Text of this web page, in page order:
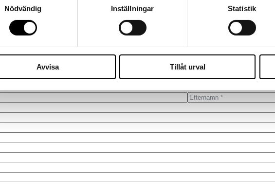
Nödvändig
Inställningar Statistik
Avvisa Tillåt urval
vägval som formar framtidens lösningar. Rollen är central för organisationer som
snabbare utveckling över tid.
Vi återkommer så snart vi kan för att boka en tid som passar
på vår Connect-portal.